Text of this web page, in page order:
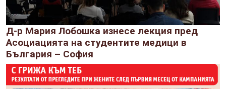
Д-р Мария Лобошка изнесе лекция пред
Асоциацията на студентите медици в
България – София